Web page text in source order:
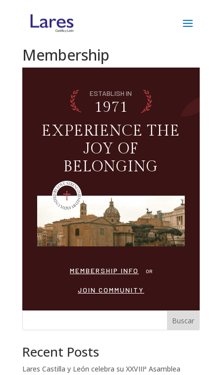
Membership
1971
EXPERIENCE THE
JOY OF
BELONGING
MEMBERSHIP INFO OR
JOIN COMMUNITY
Buscar
Recent Posts
Lares Castilla y León celebra su XXVIIIª Asamblea